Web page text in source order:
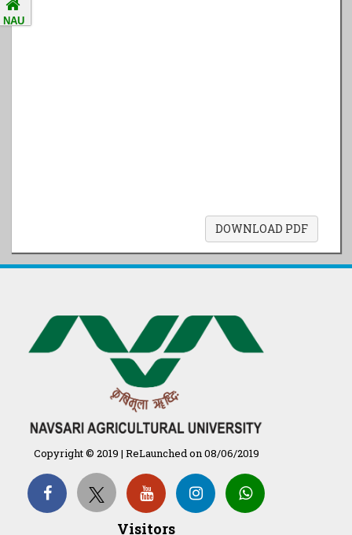
Notice Board
information in Gujarati
દેશી ગાય આધારિત પ્રાકૃતિક
ખેતી
गुणवत्ता युक्त कृषि-शिक्षा एक पहल" -
भारतीय कृषि अनुसंधान परिषद की
25वीं अखिल भारतीय कृषि प्रवेश
DOWNLOAD PDF
Copyright © 2019 | ReLaunched on 08/06/2019
Visitors
NAU